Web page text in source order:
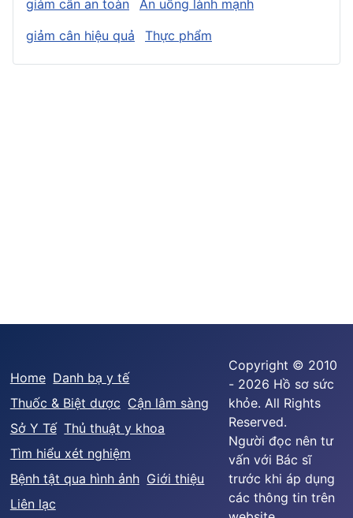
giảm cân an toàn
Ăn uống lành mạnh
giảm cân hiệu quả
Thực phẩm
Home Danh bạ y tế
Thuốc & Biệt dược Cận lâm sàng
Sở Y Tế Thủ thuật y khoa
Tìm hiểu xét nghiệm
Bệnh tật qua hình ảnh Giới thiệu
Liên lạc
Copyright © 2010
- 2026 Hồ sơ sức
khỏe. All Rights
Reserved.
Người đọc nên tư
vấn với Bác sĩ
trước khi áp dụng
các thông tin trên